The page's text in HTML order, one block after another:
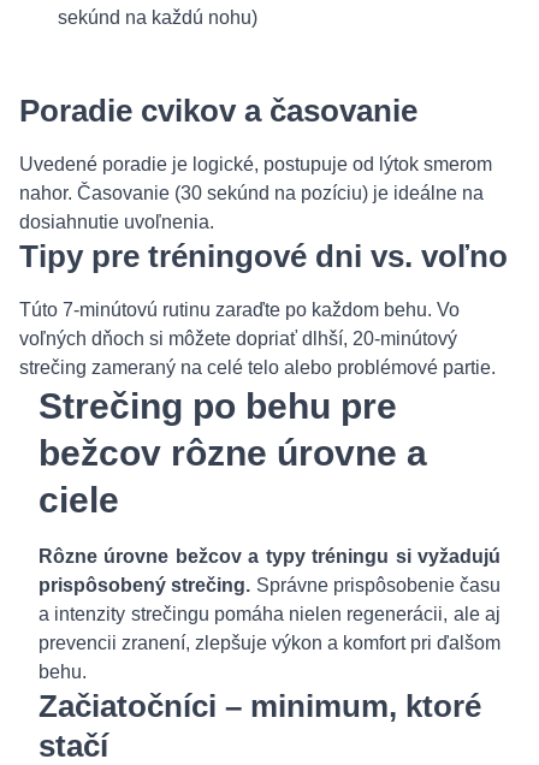
sekúnd na každú nohu)
Poradie cvikov a časovanie
Uvedené poradie je logické, postupuje od lýtok smerom
nahor. Časovanie (30 sekúnd na pozíciu) je ideálne na
dosiahnutie uvoľnenia.
Tipy pre tréningové dni vs. voľno
Túto 7-minútovú rutinu zaraďte po každom behu. Vo
voľných dňoch si môžete dopriať dlhší, 20-minútový
strečing zameraný na celé telo alebo problémové partie.
Strečing po behu pre
bežcov rôzne úrovne a
ciele
Rôzne úrovne bežcov a typy tréningu si vyžadujú
prispôsobený strečing. Správne prispôsobenie času
a intenzity strečingu pomáha nielen regenerácii, ale aj
prevencii zranení, zlepšuje výkon a komfort pri ďalšom
behu.
Začiatočníci – minimum, ktoré
stačí